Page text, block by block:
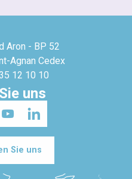
Aron - BP 52
Agnan Cedex
12 10 10
uns
Sie uns